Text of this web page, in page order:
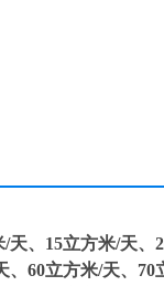
、15立方米/天、
60立方米/天、